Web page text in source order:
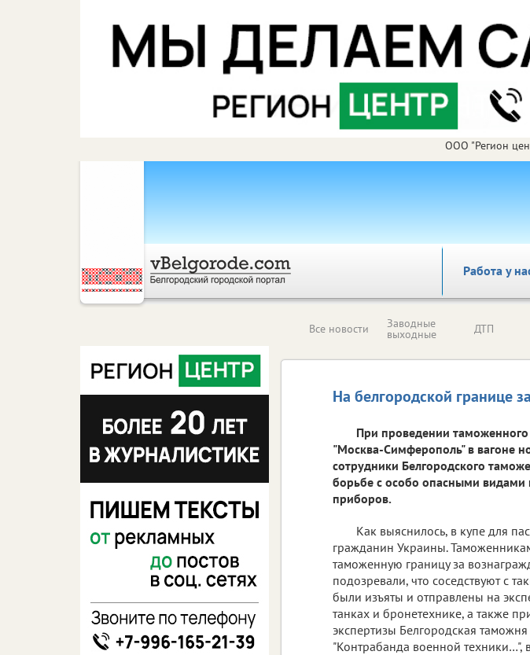
ООО "Регион
Работа у
Все новости Заводные
выходные ДТП
На белгородской границе
При проведении
"Москва-Симферополь" в вагоне
сотрудники Белгородского
борьбе с особо опасными
приборов.
Как выяснилось, в купе для
гражданин Украины.
таможенную границу за
подозревали, что соседствуют с
были изъяты и отправлены на
танках и бронетехнике, а также
экспертизы Белгородская
"Контрабанда военной техники…",